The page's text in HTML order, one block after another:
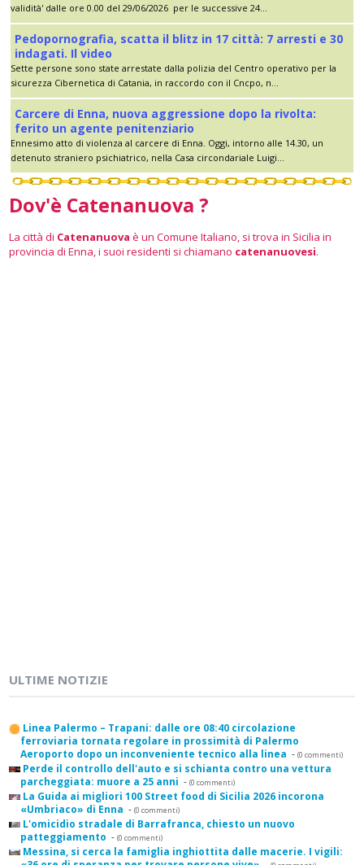
validità' dalle ore 0.00 del 29/06/2026 per le successive 24...
Pedopornografia, scatta il blitz in 17 città: 7 arresti e 30
indagati. Il video
Sette persone sono state arrestate dalla polizia del Centro operativo per la
sicurezza Cibernetica di Catania, in raccordo con il Cncpo, n...
Carcere di Enna, nuova aggressione dopo la rivolta:
ferito un agente penitenziario
Ennesimo atto di violenza al carcere di Enna. Oggi, intorno alle 14.30, un
detenuto straniero psichiatrico, nella Casa circondariale Luigi...
Dov'è Catenanuova ?
La città di Catenanuova è un Comune Italiano, si trova in Sicilia in
provincia di Enna, i suoi residenti si chiamano catenanuovesi.
ULTIME NOTIZIE
Linea Palermo – Trapani: dalle ore 08:40 circolazione
ferroviaria tornata regolare in prossimità di Palermo
Aeroporto dopo un inconveniente tecnico alla linea - (0 commenti)
Perde il controllo dell'auto e si schianta contro una vettura
parcheggiata: muore a 25 anni - (0 commenti)
La Guida ai migliori 100 Street food di Sicilia 2026 incorona
«Umbriaco» di Enna - (0 commenti)
L'omicidio stradale di Barrafranca, chiesto un nuovo
patteggiamento - (0 commenti)
Messina, si cerca la famiglia inghiottita dalle macerie. I vigili: